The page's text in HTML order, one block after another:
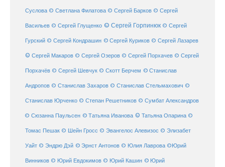
Суслова © Светлана Филатова © Сергей Барков © Сергей
Васильев © Сергей Глущенко © Сергей Горпинюк © Сергей
Гурский © Сергей Кондрашин © Сергей Куриков © Сергей Лазарев
© Сергей Макаров © Сергей Озеров © Сергей Порхачев © Сергей
Порхачёв © Сергей Шевчук © Скотт Берчем © Станислав
Андропов © Станислав Захаров © Станислав Стельмахович ©
Станислав Юрченко © Степан Решетников © Сумбат Александров
© Сюзанна Паульсен © Татьяна Иванова © Татьяна Опарина ©
Томас Пешак © Шейн Гросс © Эвангелос Алевизос © Элизабет
Уайт © Эндрю Дэй © Эрнст Антонов © Юлия Лаврова ©Юрий
Винников © Юрий Евдокимов © Юрий Кашин © Юрий